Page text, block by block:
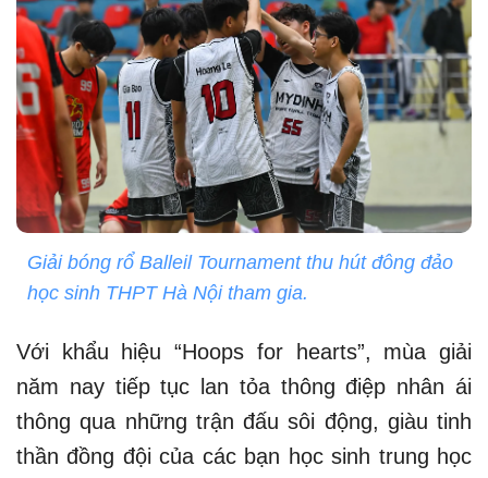
Giải bóng rổ Balleil Tournament thu hút đông đảo
học sinh THPT Hà Nội tham gia.
Với khẩu hiệu “Hoops for hearts”, mùa giải
năm nay tiếp tục lan tỏa thông điệp nhân ái
thông qua những trận đấu sôi động, giàu tinh
thần đồng đội của các bạn học sinh trung học